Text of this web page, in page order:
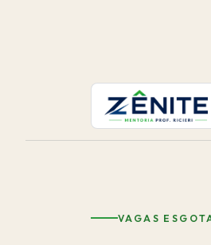
VAGAS